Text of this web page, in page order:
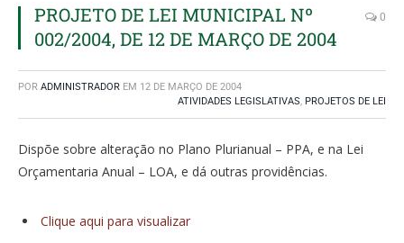
PROJETO DE LEI MUNICIPAL Nº
002/2004, DE 12 DE MARÇO DE 2004
0
POR ADMINISTRADOR EM 12 DE MARÇO DE 2004
ATIVIDADES LEGISLATIVAS, PROJETOS DE LEI
Dispõe sobre alteração no Plano Plurianual – PPA, e na Lei
Orçamentaria Anual – LOA, e dá outras providências.
Clique aqui para visualizar